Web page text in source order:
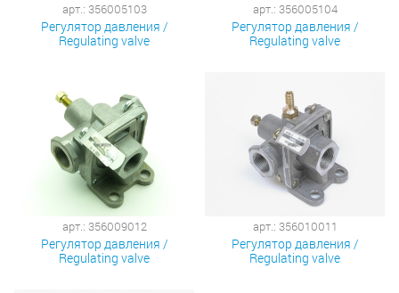
арт.: 356005103
Регулятор давления /
Regulating valve
арт.: 356005104
Регулятор давления /
Regulating valve
арт.: 356009012
Регулятор давления /
Regulating valve
арт.: 356010011
Регулятор давления /
Regulating valve